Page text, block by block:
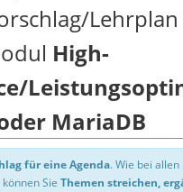
High-
MariaDB
für eine Agenda. Wie bei allen
Sie Themen streichen,